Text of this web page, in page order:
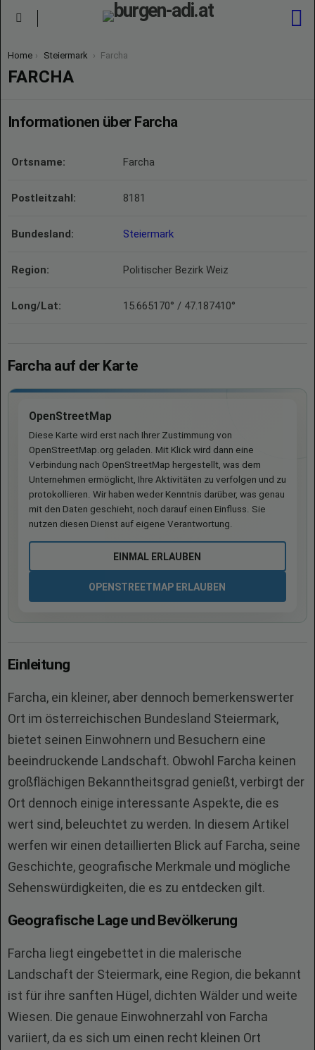
You are here:
Home Steiermark Farcha
FARCHA
Informationen über Farcha
Ortsname: Farcha
Postleitzahl: 8181
Bundesland: Steiermark
Region: Politischer Bezirk Weiz
Long/Lat: 15.665170° / 47.187410°
Farcha auf der Karte
OpenStreetMap
Diese Karte wird erst nach Ihrer Zustimmung von
OpenStreetMap.org geladen. Mit Klick wird dann eine
Verbindung nach OpenStreetMap hergestellt, was dem
Unternehmen ermöglicht, Ihre Aktivitäten zu verfolgen und zu
protokollieren. Wir haben weder Kenntnis darüber, was genau
mit den Daten geschieht, noch darauf einen Einfluss. Sie
nutzen diesen Dienst auf eigene Verantwortung.
EINMAL ERLAUBEN
OPENSTREETMAP ERLAUBEN
Einleitung
Farcha, ein kleiner, aber dennoch bemerkenswerter
Ort im österreichischen Bundesland Steiermark,
bietet seinen Einwohnern und Besuchern eine
beeindruckende Landschaft. Obwohl Farcha keinen
großflächigen Bekanntheitsgrad genießt, verbirgt der
Ort dennoch einige interessante Aspekte, die es
wert sind, beleuchtet zu werden. In diesem Artikel
werfen wir einen detaillierten Blick auf Farcha, seine
Geschichte, geografische Merkmale und mögliche
Sehenswürdigkeiten, die es zu entdecken gilt.
Geografische Lage und Bevölkerung
Farcha liegt eingebettet in die malerische
Landschaft der Steiermark, eine Region, die bekannt
ist für ihre sanften Hügel, dichten Wälder und weite
Wiesen. Die genaue Einwohnerzahl von Farcha
variiert, da es sich um einen recht kleinen Ort